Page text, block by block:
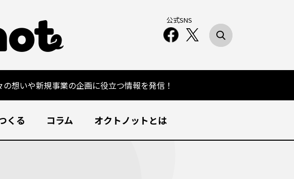
くる コラム オクトノットとは
想いや新規事業の企画に役立つ情報を発信！
公式SNS